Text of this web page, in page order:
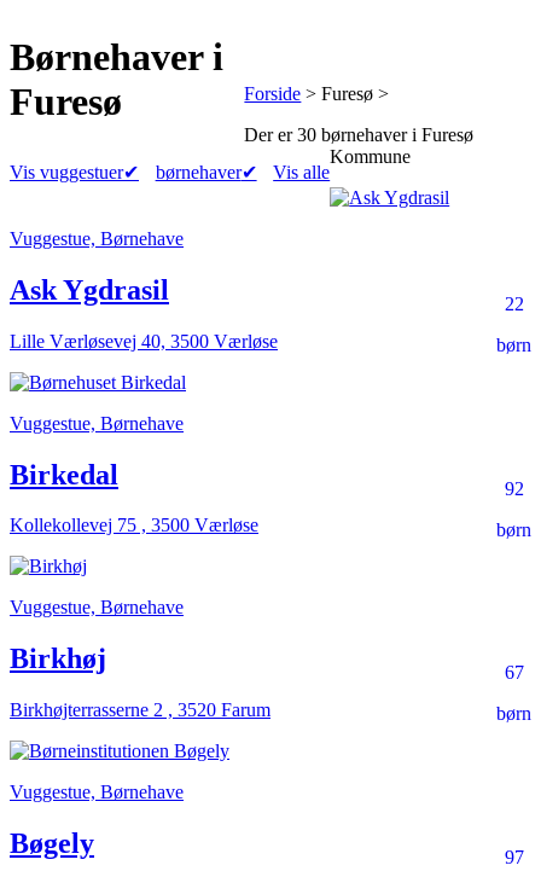
Børnehaveri
Furesø
Vis vuggestuer✔ børnehaver✔ Vis alle
Forside > Furesø >
Der er30 børnehaveri Furesø
Kommune
Vuggestue, Børnehave
22
børn
Ask Ygdrasil
Lille Værløsevej 40, 3500 Værløse
Vuggestue, Børnehave
92
børn
Birkedal
Kollekollevej 75 , 3500 Værløse
Vuggestue, Børnehave
67
børn
Birkhøj
Birkhøjterrasserne 2 , 3520 Farum
Vuggestue, Børnehave
97
Bøgely